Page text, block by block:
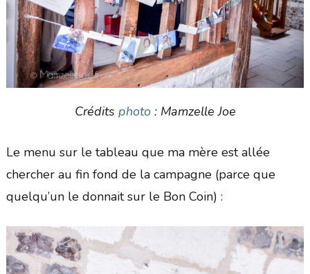
Crédits photo: Mamzelle Joe
Le menu sur le tableau que ma mère est allée
chercher au fin fond de la campagne (parce que
quelqu’un le donnait sur le Bon Coin) :